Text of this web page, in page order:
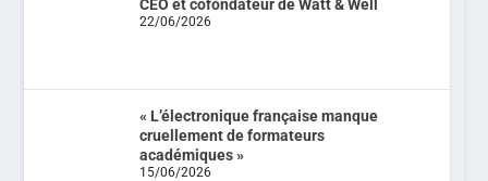
CEO et cofondateur de Watt & Well
22/06/2026
« L’électronique française manque
cruellement de formateurs
académiques »
15/06/2026